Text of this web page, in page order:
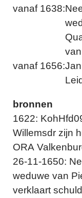
vanaf 1638:
vanaf 1656:
bronnen
1622:
Willemsdr zijn
ORA
26-11-1650:
weduwe van
verklaart